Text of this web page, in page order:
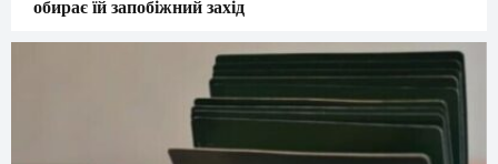
обирає їй запобіжний захід